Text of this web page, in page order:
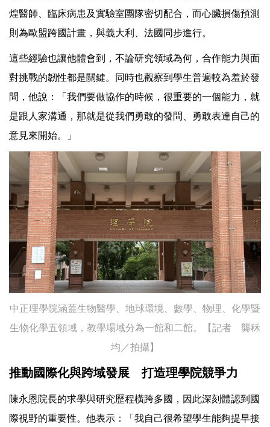
煌醫師、臨床病患及實驗室團隊密切配合，而心臟損傷預測
則為歐盟跨國計畫，與義大利、法國同步進行。
這些經驗也讓他體會到，不論研究領域為何，合作能力與面
對挑戰的韌性都是關鍵。同時也觀察到學生普遍較為羞於發
問，他說：「我們要做協作的時候，很重要的一個能力，就
是跟人家溝通，那就是從我們勇敢的發問、勇敢表達自己的
意見來開始。」
中正理學院涵蓋生物醫學、地球環境、數學、物理、化學暨
生物化學五領域，教學場域分為一館和二館。【記者 龔秝
均／拍攝】
推動國際化與跨域發展 打造理學院競爭力
陳永恩院長的求學與研究歷程橫跨多國，因此深刻體認到國
際視野的重要性。他表示：「我自己很希望學生能夠提早接